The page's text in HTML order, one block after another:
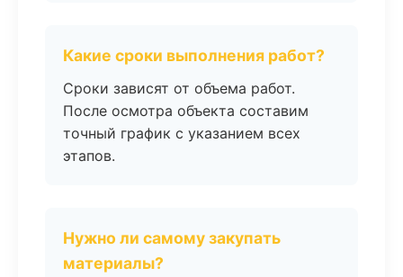
Какие сроки выполнения работ?
Сроки зависят от объема работ.
После осмотра объекта составим
точный график с указанием всех
этапов.
Нужно ли самому закупать
материалы?